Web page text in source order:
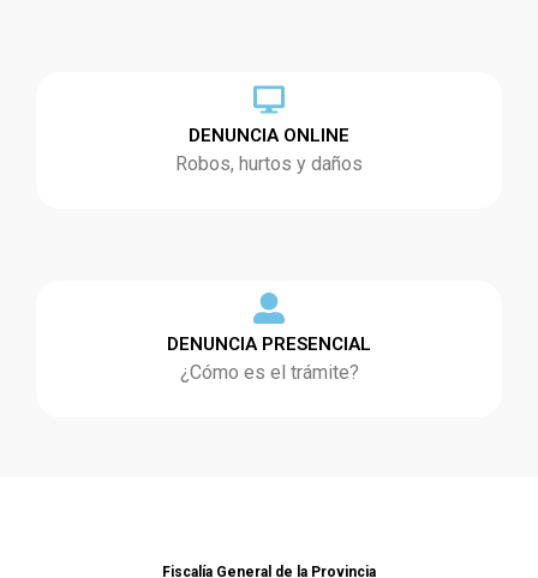
DENUNCIA ONLINE
Robos, hurtos y daños
DENUNCIA PRESENCIAL
¿Cómo es el trámite?
Fiscalía General de la Provincia